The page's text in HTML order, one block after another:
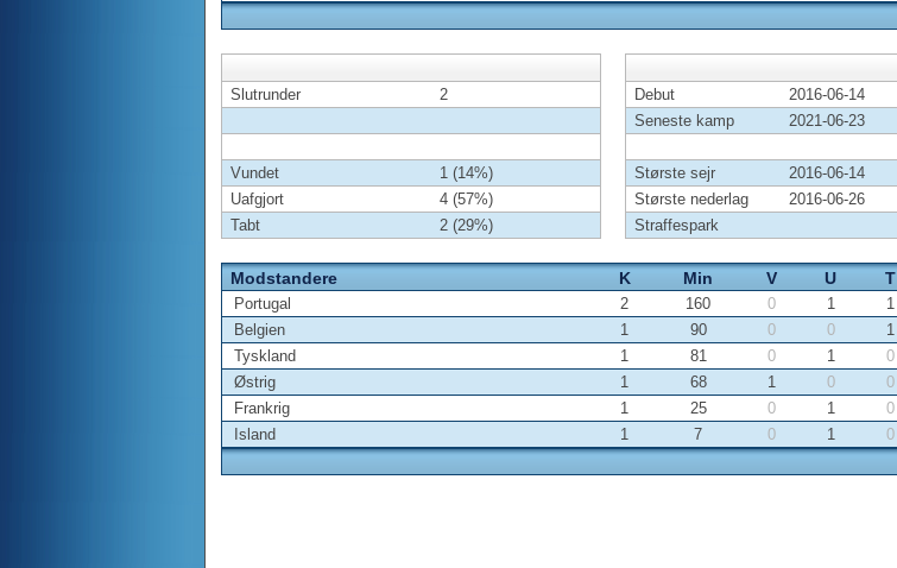
Slutrunder 2
Vundet
1 (14%)
Uafgjort
4 (57%)
Tabt
2 (29%)
Debut 2016-06-14
Seneste kamp
2021-06-23
Største sejr 2016-06-14
Største nederlag
2016-06-26
Straffespark
Modstandere K Min V U T
Portugal 2 160 0 1 1
Belgien
1 90 0 0 1
Tyskland
1 81 0 1 0
Østrig
1 68 1 0 0
Frankrig
1 25 0 1 0
Island
1 7 0 1 0